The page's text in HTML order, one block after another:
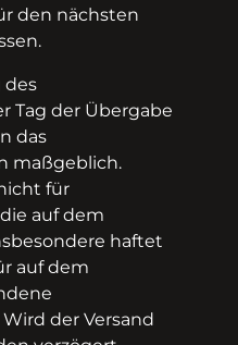
den nächsten
des
Tag der Übergabe
das
maßgeblich.
für
auf dem
haftet
auf dem
der Versand